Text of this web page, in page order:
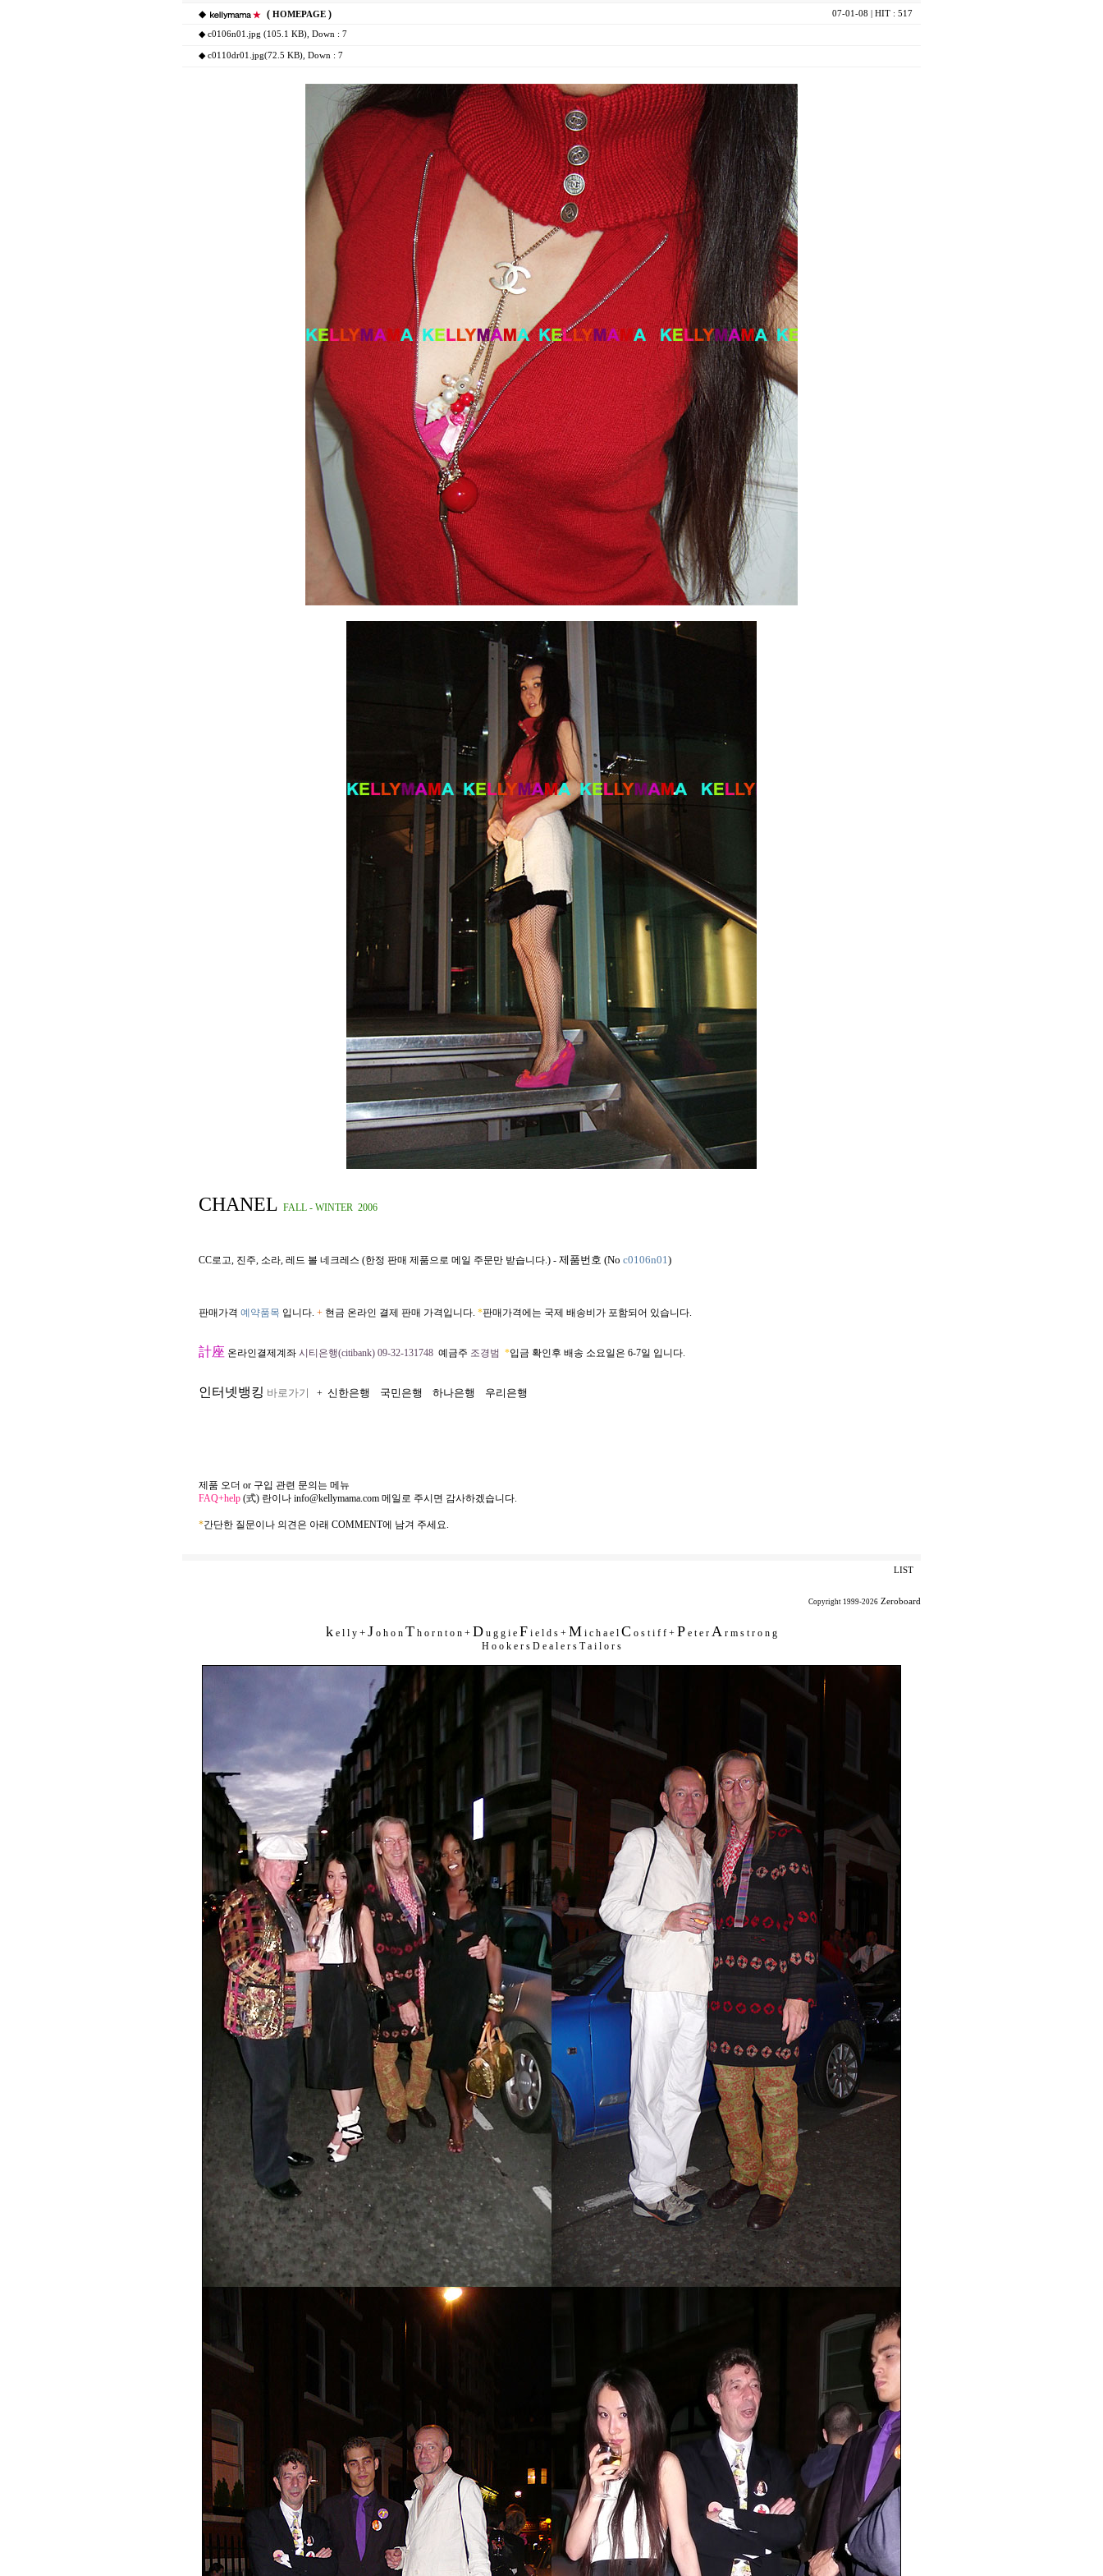
◆ ( HOMEPAGE ) 07-01-08 | HIT : 517
◆ c0106n01.jpg (105.1 KB) , Down : 7
◆ c0110dr01.jpg(72.5 KB) , Down : 7
CHANEL FALL - WINTER 2006
CC로고, 진주, 소라, 레드 볼 네크레스 (한정 판매 제품으로 메일 주문만 받습니다.) - 제품번호 (No c0106n01)
판매가격 예약품목 입니다. + 현금 온라인 결제 판매 가격입니다. *판매가격에는 국제 배송비가 포함되어 있습니다.
計座 온라인결제계좌 시티은행(citibank) 09-32-131748 예금주 조경범 *입금 확인후 배송 소요일은 6-7일 입니다.
인터넷뱅킹 바로가기 + 신한은행 국민은행 하나은행 우리은행
제품 오더 or 구입 관련 문의는 메뉴
FAQ+help (式) 란이나 info@kellymama.com 메일로 주시면 감사하겠습니다.
*간단한 질문이나 의견은 아래 COMMENT에 남겨 주세요.
LIST
Copyright 1999-2026 Zeroboard
k e l l y + J o h o n T h o r n t o n + D u g g i e F i e l d s + M i c h a e l C o s t i f f + P e t e r A r m s t r o n g
H o o k e r s D e a l e r s T a i l o r s